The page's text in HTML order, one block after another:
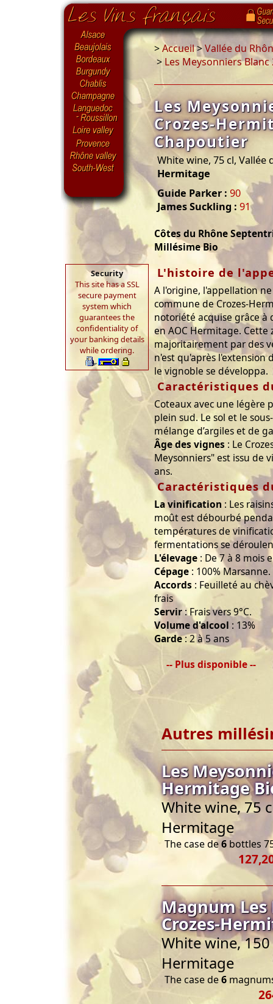
Security
This site has a SSL
secure payment
system which
guarantees the
confidentiality of
your banking details
while ordering.
>Accueil>Vallée du
> Les Meysonniers
Les
Crozes-
Chapoutier
White wine, 75 cl, Vallée
Hermitage
Guide Parker : 90
James Suckling : 91
Côtes du Rhône
Millésime Bio
L'histoire de
A l'origine, l'appellation
commune de Crozes-
notoriété acquise grâce à
en AOC Hermitage.
majoritairement par des
n'est qu'après l'extension
le vignoble se développa.
Caractéristiques
Coteaux avec une légère
plein sud. Le sol et le
mélange d’argiles et de
Âge des vignes : Le
Meysonniers" est issu de
ans.
Caractéristiques
La vinification : Les
moût est débourbé
températures de
fermentations se
L'élevage : De 7 à 8 mois
Cépage : 100% Marsanne.
Accords : Feuilleté au
frais
Servir: Frais vers 9°C.
Volume d'alcool : 13%
Garde: 2 à 5 ans
-- Plus disponible --
Autres
Les
Hermitage
White wine, 75
Hermitage
The case de6 bottles
Magnum Les
Crozes-
White wine, 150
Hermitage
The case de6